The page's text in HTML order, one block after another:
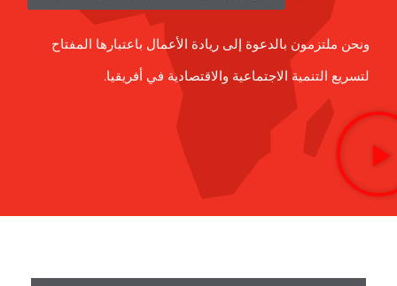
ونحن ملتزمون بالدعوة إلى ريادة الأعمال باعتبارها المفتاح
لتسريع التنمية الاجتماعية والاقتصادية في أفريقيا.